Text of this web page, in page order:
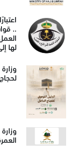
..
لها
لحجاج
العمرة